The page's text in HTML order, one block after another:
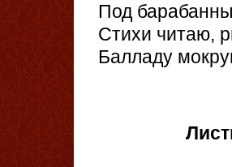
Под
Стихи читаю,
Балладу